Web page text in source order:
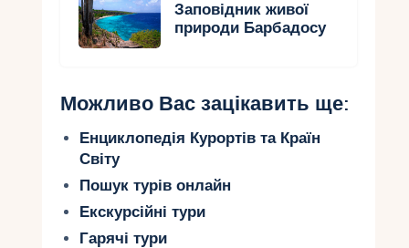
Заповідник живої
природи Барбадосу
Можливо Вас зацікавить ще:
Енциклопедія Курортів та Країн
Світу
Пошук турів онлайн
Екскурсійні тури
Гарячі тури